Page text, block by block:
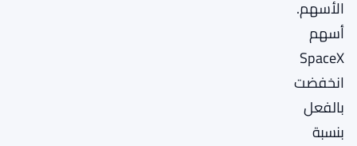
الأسهم.
أسهم
SpaceX
انخفضت
بالفعل
بنسبة